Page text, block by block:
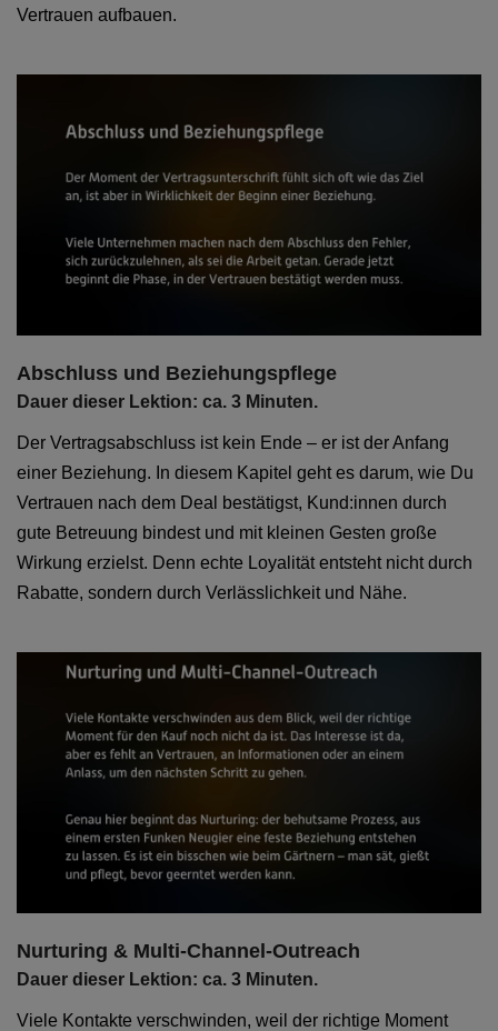
Vertrauen aufbauen.
Abschluss und Beziehungspflege
Dauer dieser Lektion: ca. 3 Minuten.
Der Vertragsabschluss ist kein Ende – er ist der Anfang
einer Beziehung. In diesem Kapitel geht es darum, wie Du
Vertrauen nach dem Deal bestätigst, Kund:innen durch
gute Betreuung bindest und mit kleinen Gesten große
Wirkung erzielst. Denn echte Loyalität entsteht nicht durch
Rabatte, sondern durch Verlässlichkeit und Nähe.
Nurturing & Multi-Channel-Outreach
Dauer dieser Lektion: ca. 3 Minuten.
Viele Kontakte verschwinden, weil der richtige Moment